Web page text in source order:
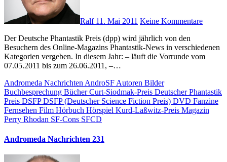
Ralf 11. Mai 2011 Keine Kommentare
Der Deutsche Phantastik Preis (dpp) wird jährlich von den
Besuchern des Online-Magazins Phantastik-News in verschiedenen
Kategorien vergeben. In diesem Jahr: – läuft die Vorrunde vom
07.05.2011 bis zum 26.06.2011, –…
Andromeda Nachrichten AndroSF Autoren Bilder
Buchbesprechung BücherCurt-Siodmak-Preis Deutscher Phantastik
Preis DSFPDSFP (Deutscher Science Fiction Preis) DVD Fanzine
Fernsehen Film Hörbuch Hörspiel Kurd-Laßwitz-Preis Magazin
Perry Rhodan SF-Cons SFCD
Andromeda Nachrichten 231